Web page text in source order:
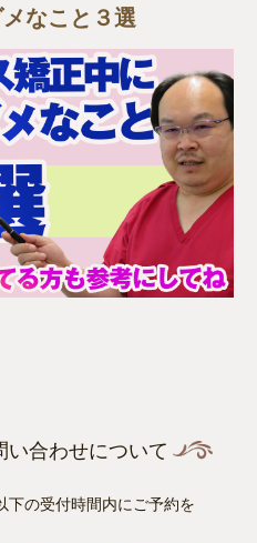
なこと３選
い合わせについて
下の受付時間内にご予約を